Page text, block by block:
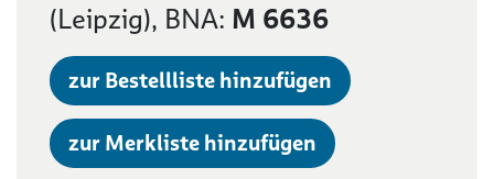
(Leipzig), BNA: M 6636
zur Bestellliste hinzufügen
zur Merkliste hinzufügen